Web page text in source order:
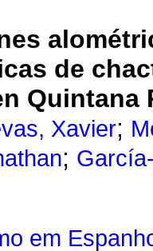
de
Quintana
Xavier;
;
em